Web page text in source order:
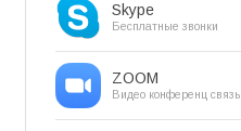
Skype
Бесплатные звонки
ZOOM
Видео конференц связь